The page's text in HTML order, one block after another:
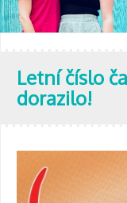
Letní číslo
dorazilo!